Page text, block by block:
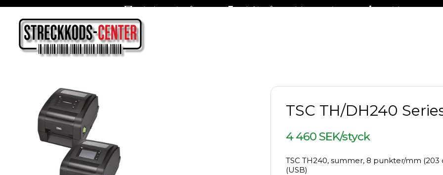
Oslagbara priser året om Fraktfritt på stora delar av sortimentet +46 (0)31-27 42 30
TSC TH/DH240
4 460 SEK/styck
TSC TH240, summer, 8 punkter/mm (203
(USB)